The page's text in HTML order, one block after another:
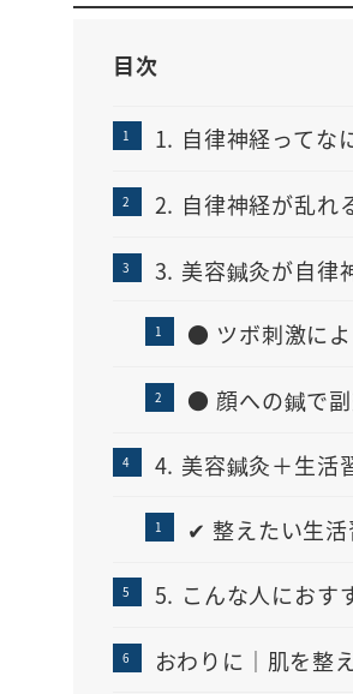
目次
1. 自律神経ってな
2. 自律神経が乱れ
3. 美容鍼灸が自律
● ツボ刺激によ
● 顔への鍼で
4. 美容鍼灸＋生活
✔ 整えたい生活
5. こんな人におす
おわりに｜肌を整